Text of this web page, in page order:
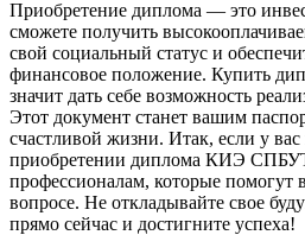
Приобретение диплома — это
сможете получить
свой социальный статус и
финансовое положение. Купить
значит дать себе возможность
Этот документ станет вашим
счастливой жизни. Итак, если у
приобретении диплома КИЭ
профессионалам, которые помогут
вопросе. Не откладывайте свое
прямо сейчас и достигните успеха!